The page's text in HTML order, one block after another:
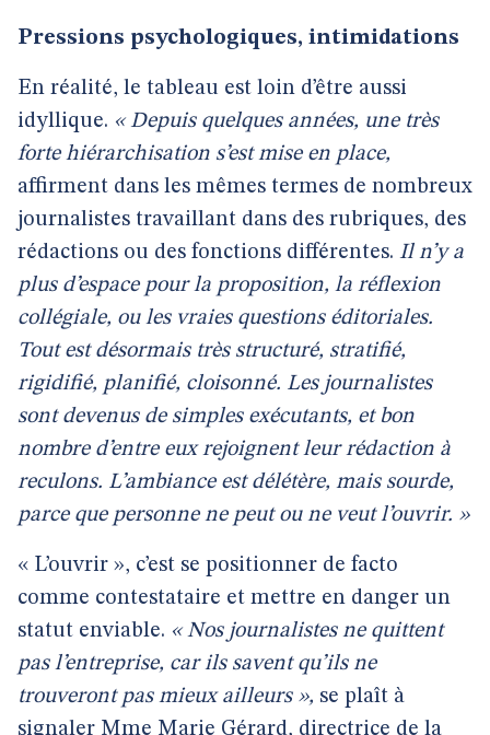
Pressions psychologiques, intimidations
En réalité, le tableau est loin d’être aussi
idyllique. « Depuis quelques années, une très
forte hiérarchisation s’est mise en place,
affirment dans les mêmes termes de nombreux
journalistes travaillant dans des rubriques, des
rédactions ou des fonctions différentes. Il n’y a
plus d’espace pour la proposition, la réflexion
collégiale, ou les vraies questions éditoriales.
Tout est désormais très structuré, stratifié,
rigidifié, planifié, cloisonné. Les journalistes
sont devenus de simples exécutants, et bon
nombre d’entre eux rejoignent leur rédaction à
reculons. L’ambiance est délétère, mais sourde,
parce que personne ne peut ou ne veut l’ouvrir. »
« L’ouvrir », c’est se positionner de facto
comme contestataire et mettre en danger un
statut enviable. « Nos journalistes ne quittent
pas l’entreprise, car ils savent qu’ils ne
trouveront pas mieux ailleurs », se plaît à
signaler Mme Marie Gérard, directrice de la